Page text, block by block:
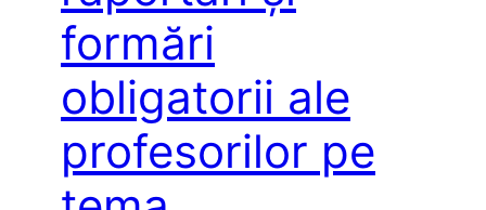
formări
obligatorii ale
profesorilor pe